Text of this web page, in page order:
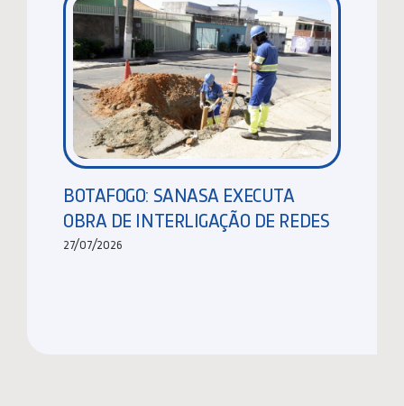
BOTAFOGO: SANASA EXECUTA
OBRA DE INTERLIGAÇÃO DE REDES
27/07/2026